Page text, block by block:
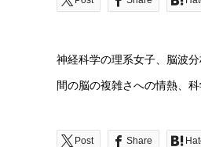
神経科学の理系女子、脳波
間の脳の複雑さへの情熱、
Post Share